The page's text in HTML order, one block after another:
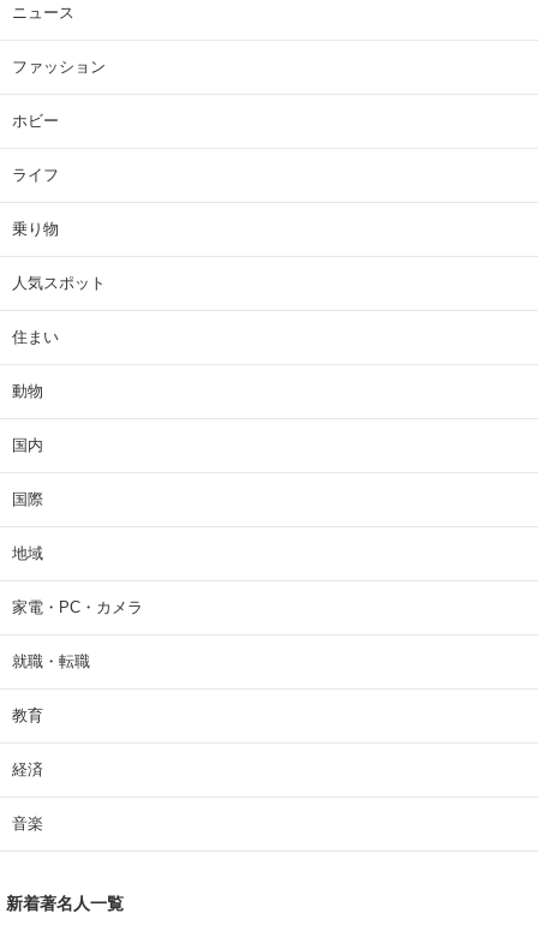
ニュース
ファッション
ホビー
ライフ
乗り物
人気スポット
住まい
動物
国内
国際
地域
家電・PC・カメラ
就職・転職
教育
経済
音楽
新着著名人一覧